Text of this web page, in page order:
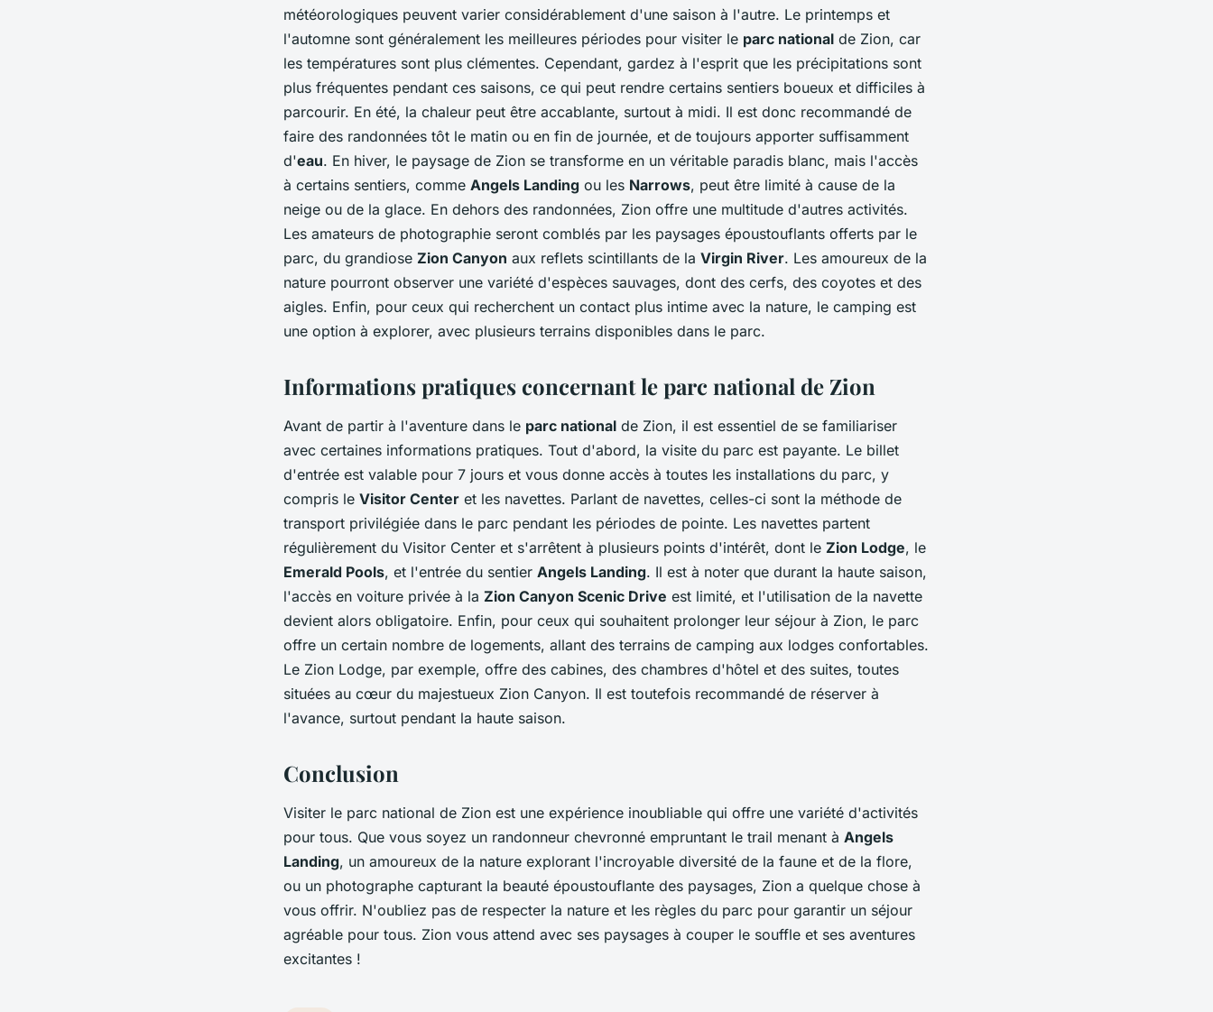
météorologiques peuvent varier considérablement d'une saison à l'autre. Le printemps et
l'automne sont généralement les meilleures périodes pour visiter le parc national de Zion, car
les températures sont plus clémentes. Cependant, gardez à l'esprit que les précipitations sont
plus fréquentes pendant ces saisons, ce qui peut rendre certains sentiers boueux et difficiles à
parcourir. En été, la chaleur peut être accablante, surtout à midi. Il est donc recommandé de
faire des randonnées tôt le matin ou en fin de journée, et de toujours apporter suffisamment
d'eau. En hiver, le paysage de Zion se transforme en un véritable paradis blanc, mais l'accès
à certains sentiers, comme Angels Landing ou les Narrows, peut être limité à cause de la
neige ou de la glace. En dehors des randonnées, Zion offre une multitude d'autres activités.
Les amateurs de photographie seront comblés par les paysages époustouflants offerts par le
parc, du grandiose Zion Canyon aux reflets scintillants de la Virgin River. Les amoureux de la
nature pourront observer une variété d'espèces sauvages, dont des cerfs, des coyotes et des
aigles. Enfin, pour ceux qui recherchent un contact plus intime avec la nature, le camping est
une option à explorer, avec plusieurs terrains disponibles dans le parc.
Informations pratiques concernant le parc national de Zion
Avant de partir à l'aventure dans le parc national de Zion, il est essentiel de se familiariser
avec certaines informations pratiques. Tout d'abord, la visite du parc est payante. Le billet
d'entrée est valable pour 7 jours et vous donne accès à toutes les installations du parc, y
compris le Visitor Center et les navettes. Parlant de navettes, celles-ci sont la méthode de
transport privilégiée dans le parc pendant les périodes de pointe. Les navettes partent
régulièrement du Visitor Center et s'arrêtent à plusieurs points d'intérêt, dont le Zion Lodge, le
Emerald Pools, et l'entrée du sentier Angels Landing. Il est à noter que durant la haute saison,
l'accès en voiture privée à la Zion Canyon Scenic Drive est limité, et l'utilisation de la navette
devient alors obligatoire. Enfin, pour ceux qui souhaitent prolonger leur séjour à Zion, le parc
offre un certain nombre de logements, allant des terrains de camping aux lodges confortables.
Le Zion Lodge, par exemple, offre des cabines, des chambres d'hôtel et des suites, toutes
situées au cœur du majestueux Zion Canyon. Il est toutefois recommandé de réserver à
l'avance, surtout pendant la haute saison.
Conclusion
Visiter le parc national de Zion est une expérience inoubliable qui offre une variété d'activités
pour tous. Que vous soyez un randonneur chevronné empruntant le trail menant à Angels
Landing, un amoureux de la nature explorant l'incroyable diversité de la faune et de la flore,
ou un photographe capturant la beauté époustouflante des paysages, Zion a quelque chose à
vous offrir. N'oubliez pas de respecter la nature et les règles du parc pour garantir un séjour
agréable pour tous. Zion vous attend avec ses paysages à couper le souffle et ses aventures
excitantes !